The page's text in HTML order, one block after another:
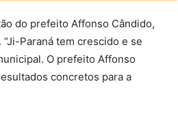
do prefeito Affonso Cândido,
Paraná tem crescido e se
O prefeito Affonso
concretos para a